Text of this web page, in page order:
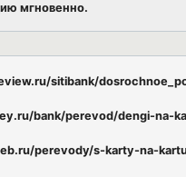
мгновенно.
sitibank/
bank/perevod/dengi-na-
perevody/s-karty-na-